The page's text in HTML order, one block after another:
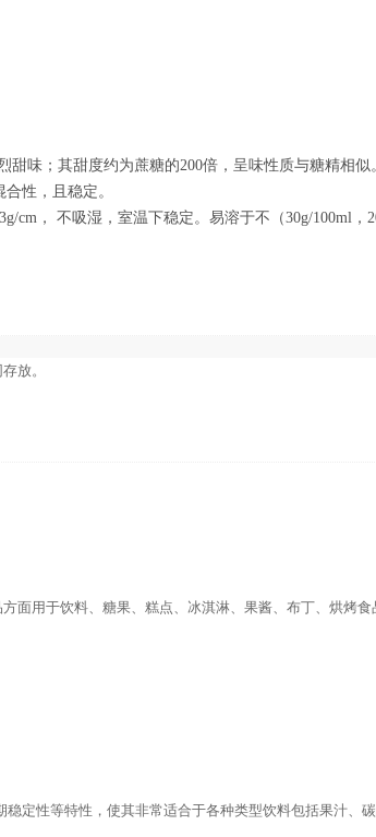
味；其甜度约为蔗糖的200倍，呈味性质与糖精相似
性，且稳定。
cm， 不吸湿，室温下稳定。易溶于不（30g/100ml
放。
面用于饮料、糖果、糕点、冰淇淋、果酱、布丁、烘烤
定性等特性，使其非常适合于各种类型饮料包括果汁、